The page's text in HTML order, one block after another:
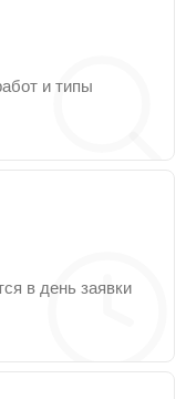
и типы
в день заявки